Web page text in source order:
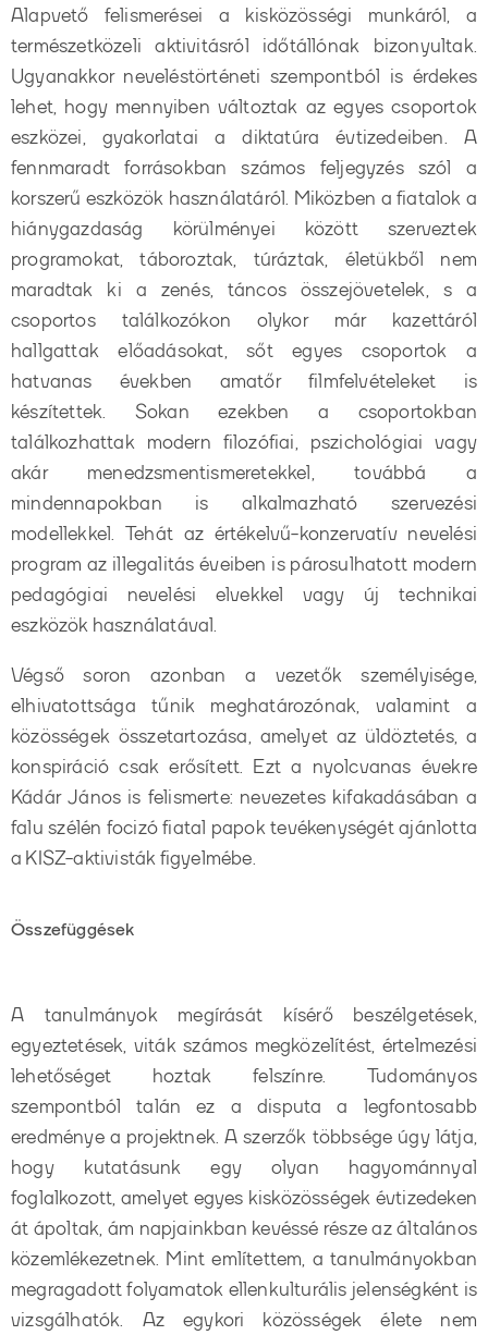
Alapvető felismerései a kisközösségi munkáról, a
természetközeli aktivitásról időtállónak bizonyultak.
Ugyanakkor neveléstörténeti szempontból is érdekes
lehet, hogy mennyiben változtak az egyes csoportok
eszközei, gyakorlatai a diktatúra évtizedeiben. A
fennmaradt forrásokban számos feljegyzés szól a
korszerű eszközök használatáról. Miközben a fiatalok a
hiánygazdaság körülményei között szerveztek
programokat, táboroztak, túráztak, életükből nem
maradtak ki a zenés, táncos összejövetelek, s a
csoportos találkozókon olykor már kazettáról
hallgattak előadásokat, sőt egyes csoportok a
hatvanas években amatőr filmfelvételeket is
készítettek. Sokan ezekben a csoportokban
találkozhattak modern filozófiai, pszichológiai vagy
akár menedzsmentismeretekkel, továbbá a
mindennapokban is alkalmazható szervezési
modellekkel. Tehát az értékelvű-konzervatív nevelési
program az illegalitás éveiben is párosulhatott modern
pedagógiai nevelési elvekkel vagy új technikai
eszközök használatával.
Végső soron azonban a vezetők személyisége,
elhivatottsága tűnik meghatározónak, valamint a
közösségek összetartozása, amelyet az üldöztetés, a
konspiráció csak erősített. Ezt a nyolcvanas évekre
Kádár János is felismerte: nevezetes kifakadásában a
falu szélén focizó fiatal papok tevékenységét ajánlotta
a KISZ-aktivisták figyelmébe.
Összefüggések
A tanulmányok megírását kísérő beszélgetések,
egyeztetések, viták számos megközelítést, értelmezési
lehetőséget hoztak felszínre. Tudományos
szempontból talán ez a disputa a legfontosabb
eredménye a projektnek. A szerzők többsége úgy látja,
hogy kutatásunk egy olyan hagyománnyal
foglalkozott, amelyet egyes kisközösségek évtizedeken
át ápoltak, ám napjainkban kevéssé része az általános
közemlékezetnek. Mint említettem, a tanulmányokban
megragadott folyamatok ellenkulturális jelenségként is
vizsgálhatók. Az egykori közösségek élete nem